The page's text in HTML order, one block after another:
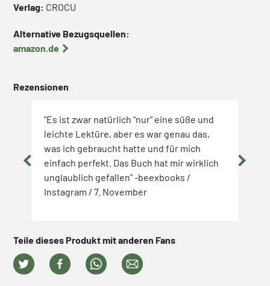
Verlag: CROCU
Alternative Bezugsquellen:
amazon.de
Rezensionen
/
"Es ist zwar natürlich "nur" eine süße und
leichte Lektüre, aber es war genau das,
was ich gebraucht hatte und für mich
einfach perfekt. Das Buch hat mir wirklich
unglaublich gefallen" -beexbooks /
Instagram / 7. November
Teile dieses Produkt mit anderen Fans